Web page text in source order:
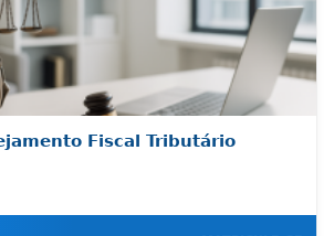
Fiscal Tributário